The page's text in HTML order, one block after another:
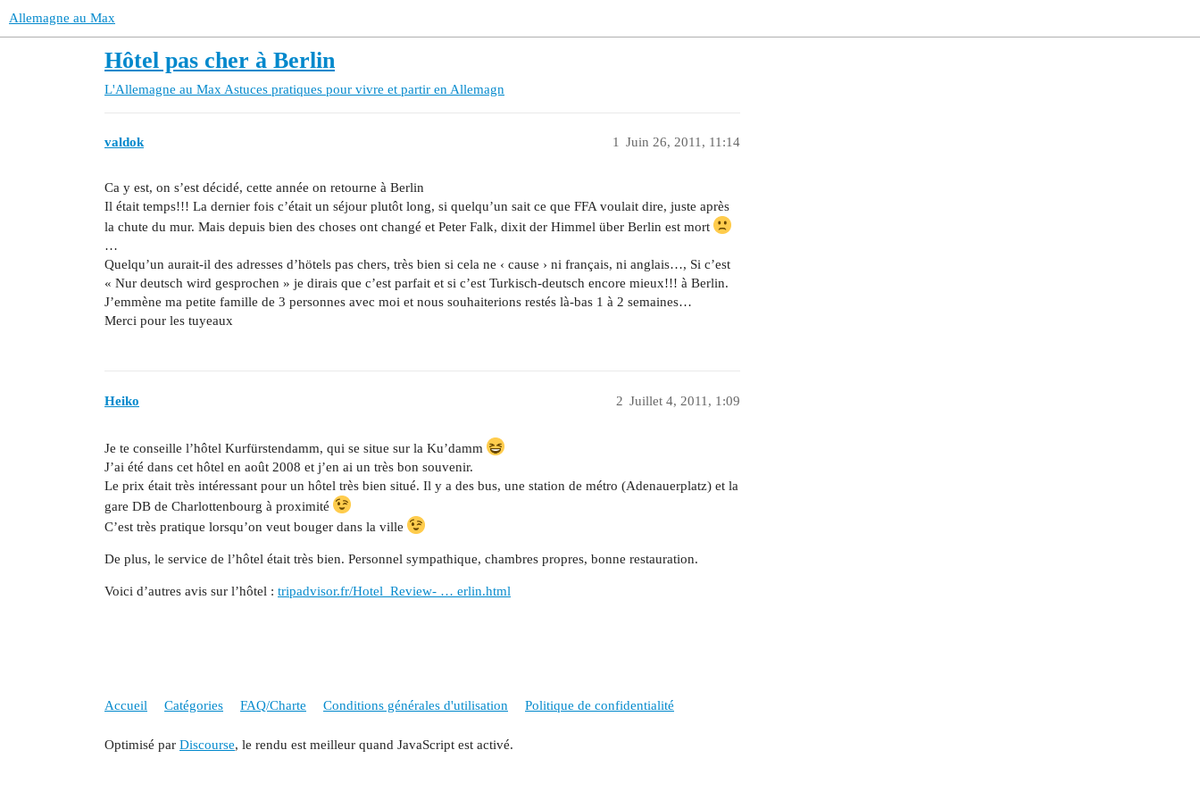
Allemagne au Max
Hôtel pas cher à Berlin
L'Allemagne au Max Astuces pratiques pour vivre et partir en Allemagn
valdok Juin 26, 2011, 11:14
1
Ca y est, on s’est décidé, cette année on retourne à Berlin
Il était temps!!! La dernier fois c’était un séjour plutôt long, si quelqu’un sait ce que FFA voulait dire, juste après
la chute du mur. Mais depuis bien des choses ont changé et Peter Falk, dixit der Himmel über Berlin est mort
…
Quelqu’un aurait-il des adresses d’hötels pas chers, très bien si cela ne ‹ cause › ni français, ni anglais…, Si c’est
« Nur deutsch wird gesprochen » je dirais que c’est parfait et si c’est Turkisch-deutsch encore mieux!!! à Berlin.
J’emmène ma petite famille de 3 personnes avec moi et nous souhaiterions restés là-bas 1 à 2 semaines…
Merci pour les tuyeaux
Heiko Juillet 4, 2011, 1:09
2
Je te conseille l’hôtel Kurfürstendamm, qui se situe sur la Ku’damm
J’ai été dans cet hôtel en août 2008 et j’en ai un très bon souvenir.
Le prix était très intéressant pour un hôtel très bien situé. Il y a des bus, une station de métro (Adenauerplatz) et la
gare DB de Charlottenbourg à proximité
C’est très pratique lorsqu’on veut bouger dans la ville
De plus, le service de l’hôtel était très bien. Personnel sympathique, chambres propres, bonne restauration.
Voici d’autres avis sur l’hôtel : tripadvisor.fr/Hotel_Review- … erlin.html
Accueil Catégories FAQ/Charte Conditions générales d'utilisation Politique de confidentialité
Optimisé par Discourse, le rendu est meilleur quand JavaScript est activé.